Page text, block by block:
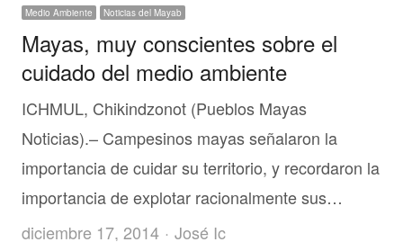
Medio Ambiente Noticias del Mayab
Mayas, muy conscientes sobre el
cuidado del medio ambiente
ICHMUL, Chikindzonot (Pueblos Mayas
Noticias).– Campesinos mayas señalaron la
importancia de cuidar su territorio, y recordaron la
importancia de explotar racionalmente sus…
diciembre 17, 2014
Author
José Ic